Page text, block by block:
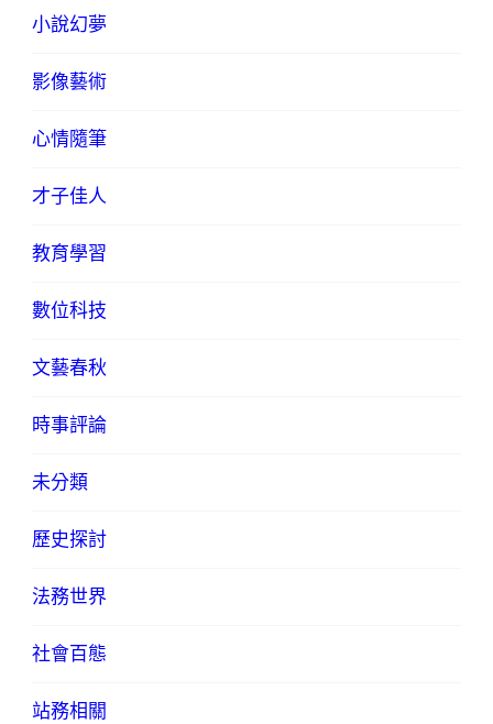
小說幻夢
影像藝術
心情隨筆
才子佳人
教育學習
數位科技
文藝春秋
時事評論
未分類
歷史探討
法務世界
社會百態
站務相關